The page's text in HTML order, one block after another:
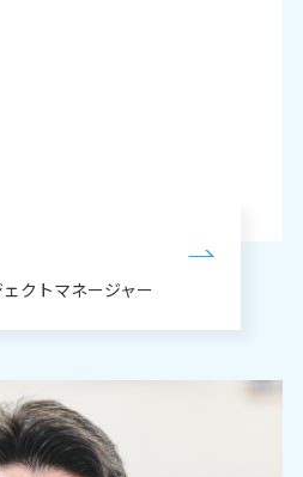
クトマネージャー